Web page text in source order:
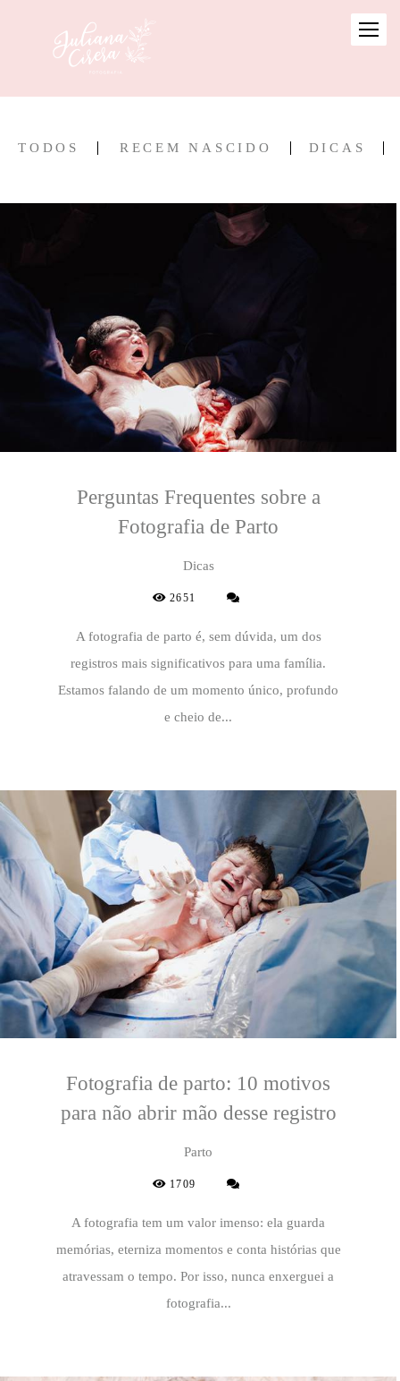
TODOS RECEM NASCIDO DICAS
Perguntas Frequentes sobre a
Fotografia de Parto
Dicas
2651
A fotografia de parto é, sem dúvida, um dos
registros mais significativos para uma família.
Estamos falando de um momento único, profundo
e cheio de...
Fotografia de parto: 10 motivos
para não abrir mão desse registro
Parto
1709
A fotografia tem um valor imenso: ela guarda
memórias, eterniza momentos e conta histórias que
atravessam o tempo. Por isso, nunca enxerguei a
fotografia...